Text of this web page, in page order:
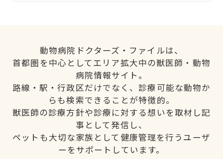
動物病院ドクターズ・ファイルは、
首都圏を中心としてエリア拡大中の獣医師・動物
病院情報サイト。
路線・駅・行政区だけでなく、診療可能な動物か
らも検索できることが特徴的。
獣医師の診療方針や診療に対する想いを取材し記
事として発信し、
ペットも大切な家族として健康管理を行うユーザ
ーをサポートしています。